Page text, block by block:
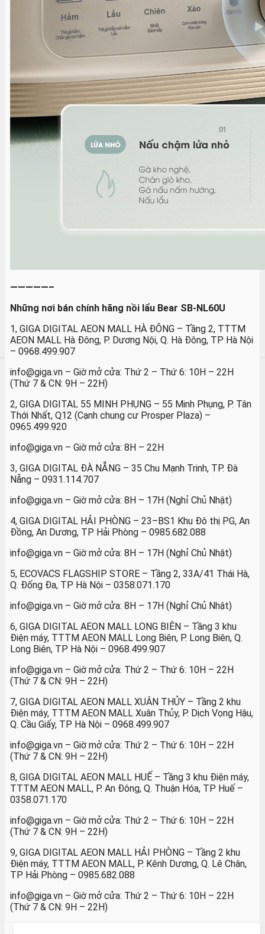
—————–
Những nơi bán chính hãng nồi lẩu Bear SB-NL60U
1, GIGA DIGITAL AEON MALL HÀ ĐÔNG – Tầng 2, TTTM
AEON MALL Hà Đông, P. Dương Nội, Q. Hà Đông, TP Hà Nội
– 0968.499.907
info@giga.vn – Giờ mở cửa: Thứ 2 – Thứ 6: 10H – 22H
(Thứ 7 & CN: 9H – 22H)
2, GIGA DIGITAL 55 MINH PHỤNG – 55 Minh Phụng, P. Tân
Thới Nhất, Q12 (Cạnh chung cư Prosper Plaza) –
0965.499.920
info@giga.vn – Giờ mở cửa: 8H – 22H
3, GIGA DIGITAL ĐÀ NẴNG – 35 Chu Mạnh Trinh, TP. Đà
Nẵng – 0931.114.707
info@giga.vn – Giờ mở cửa: 8H – 17H (Nghỉ Chủ Nhật)
4, GIGA DIGITAL HẢI PHÒNG – 23–BS1 Khu Đô thị PG, An
Đồng, An Dương, TP Hải Phòng – 0985.682.088
info@giga.vn – Giờ mở cửa: 8H – 17H (Nghỉ Chủ Nhật)
5, ECOVACS FLAGSHIP STORE – Tầng 2, 33A/41 Thái Hà,
Q. Đống Đa, TP Hà Nội – 0358.071.170
info@giga.vn – Giờ mở cửa: 8H – 17H (Nghỉ Chủ Nhật)
6, GIGA DIGITAL AEON MALL LONG BIÊN – Tầng 3 khu
Điện máy, TTTM AEON MALL Long Biên, P. Long Biên, Q.
Long Biên, TP Hà Nội – 0968.499.907
info@giga.vn – Giờ mở cửa: Thứ 2 – Thứ 6: 10H – 22H
(Thứ 7 & CN: 9H – 22H)
7, GIGA DIGITAL AEON MALL XUÂN THỦY – Tầng 2 khu
Điện máy, TTTM AEON MALL Xuân Thủy, P. Dịch Vọng Hậu,
Q. Cầu Giấy, TP Hà Nội – 0968.499.907
info@giga.vn – Giờ mở cửa: Thứ 2 – Thứ 6: 10H – 22H
(Thứ 7 & CN: 9H – 22H)
8, GIGA DIGITAL AEON MALL HUẾ – Tầng 3 khu Điện máy,
TTTM AEON MALL, P. An Đông, Q. Thuận Hóa, TP Huế –
0358.071.170
info@giga.vn – Giờ mở cửa: Thứ 2 – Thứ 6: 10H – 22H
(Thứ 7 & CN: 9H – 22H)
9, GIGA DIGITAL AEON MALL HẢI PHÒNG – Tầng 2 khu
Điện máy, TTTM AEON MALL, P. Kênh Dương, Q. Lê Chân,
TP Hải Phòng – 0985.682.088
info@giga.vn – Giờ mở cửa: Thứ 2 – Thứ 6: 10H – 22H
(Thứ 7 & CN: 9H – 22H)